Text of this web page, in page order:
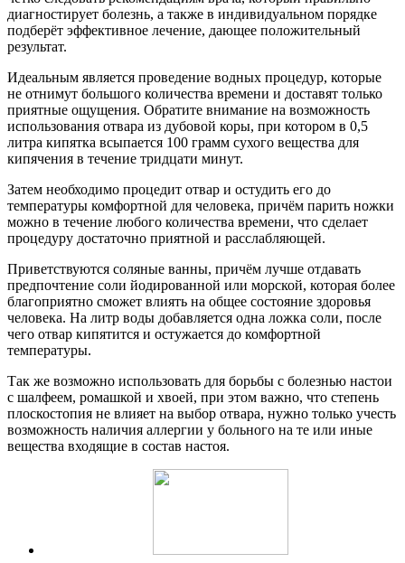
диагностирует болезнь, а также в индивидуальном порядке
подберёт эффективное лечение, дающее положительный
результат.
Идеальным является проведение водных процедур, которые
не отнимут большого количества времени и доставят только
приятные ощущения. Обратите внимание на возможность
использования отвара из дубовой коры, при котором в 0,5
литра кипятка всыпается 100 грамм сухого вещества для
кипячения в течение тридцати минут.
Затем необходимо процедит отвар и остудить его до
температуры комфортной для человека, причём парить ножки
можно в течение любого количества времени, что сделает
процедуру достаточно приятной и расслабляющей.
Приветствуются соляные ванны, причём лучше отдавать
предпочтение соли йодированной или морской, которая более
благоприятно сможет влиять на общее состояние здоровья
человека. На литр воды добавляется одна ложка соли, после
чего отвар кипятится и остужается до комфортной
температуры.
Так же возможно использовать для борьбы с болезнью настои
с шалфеем, ромашкой и хвоей, при этом важно, что степень
плоскостопия не влияет на выбор отвара, нужно только учесть
возможность наличия аллергии у больного на те или иные
вещества входящие в состав настоя.